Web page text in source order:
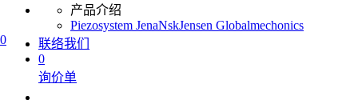
0
产品介绍
Piezosystem JenaNskJensen Globalmechonics
联络我们
0
询价单